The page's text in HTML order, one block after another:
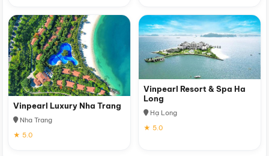
Vinpearl Luxury Nha Trang
Nha Trang
★ 5.0
Vinpearl Resort & Spa Ha
Long
Hạ Long
★ 5.0